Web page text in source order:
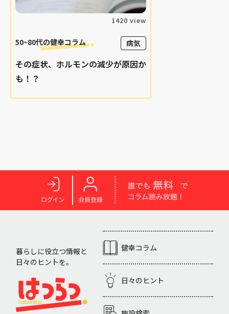
1420 view
50~80代の健幸コラム 病気
その症状、ホルモンの減少が原因か
も！？
暮らしに役立つ情報と
日々のヒントを。
健幸コラム
日々のヒント